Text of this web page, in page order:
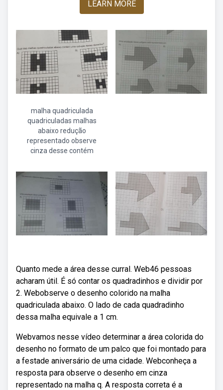
LEARN MORE
malha quadriculada
quadriculadas malhas
abaixo redução
representado observe
cinza desse contém
Quanto mede a área desse curral. Web46 pessoas
acharam útil. É só contar os quadradinhos e dividir por
2. Webobserve o desenho colorido na malha
quadriculada abaixo. O lado de cada quadradinho
dessa malha equivale a 1 cm.
Webvamos nesse vídeo determinar a área colorida do
desenho no formato de um palco que foi montado para
a festade aniversário de uma cidade. Webconheça a
resposta para observe o desenho em cinza
representado na malha q. A resposta correta é a